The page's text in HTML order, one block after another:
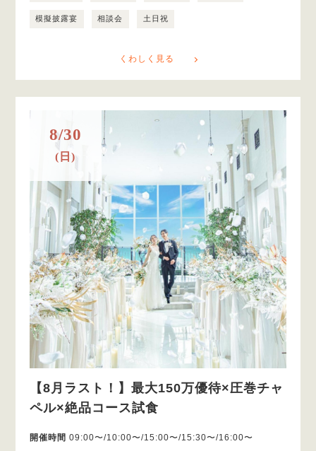
模擬披露宴 相談会 土日祝
くわしく見る
8/30
(日)
【8月ラスト！】最大150万優待×圧巻チャ
ペル×絶品コース試食
開催時間 09:00〜/10:00〜/15:00〜/15:30〜/16:00〜